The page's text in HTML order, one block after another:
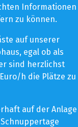
Informationen
zu können.
auf unserer
egal ob als
sind herzlichst
h die Plätze zu
auf der Anlage